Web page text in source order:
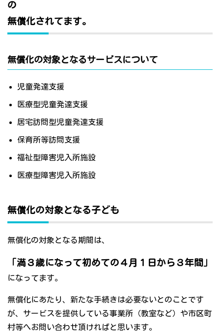
の
無償化されてます。
無償化の対象となるサービスについて
児童発達支援
医療型児童発達支援
居宅訪問型児童発達支援
保育所等訪問支援
福祉型障害児入所施設
医療型障害児入所施設
無償化の対象となる子ども
無償化の対象となる期間は、
「満３歳になって初めての４月１日から３年間」
になってます。
無償化にあたり、新たな手続きは必要ないとのことです
が、サービスを提供している事業所（教室など）や市区町
村等へお問い合わせ頂ければと思います。